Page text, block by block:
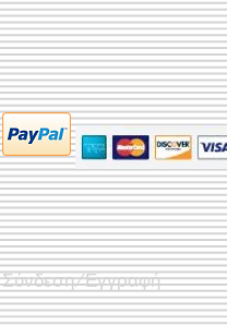
Σύνδεση/Εγγραφή